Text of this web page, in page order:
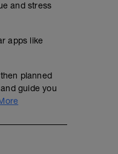
and stress
apps like
planned
guide you